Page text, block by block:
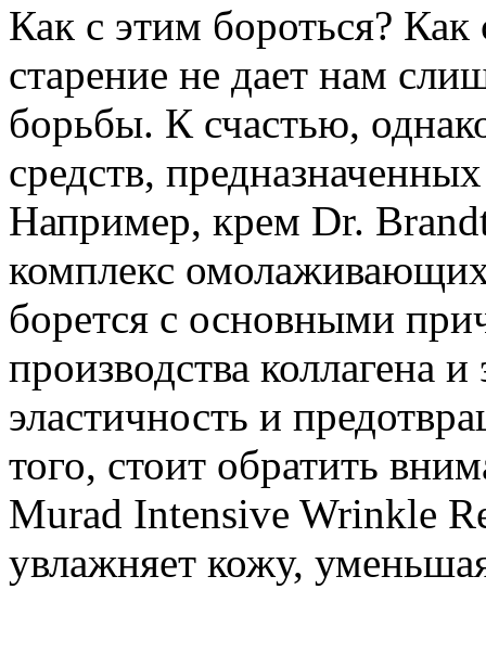
Как с этим бороться? Как
старение не дает нам
борьбы. К счастью,
средств,
Например, крем Dr.
комплекс
борется с основными
производства коллагена
эластичность и
того, стоит обратить
Murad Intensive Wrinkle
увлажняет кожу,